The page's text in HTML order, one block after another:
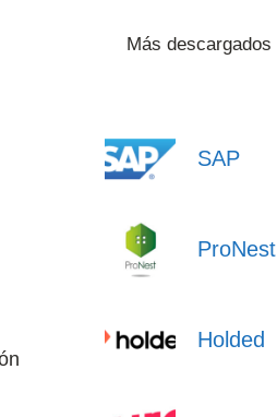
Más descargados
SAP
ProNest
Holded